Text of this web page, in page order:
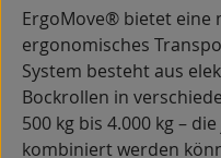
ErgoMove® bietet eine
ergonomisches
System besteht aus
Bockrollen in
500 kg bis 4.000 kg –
kombiniert werden